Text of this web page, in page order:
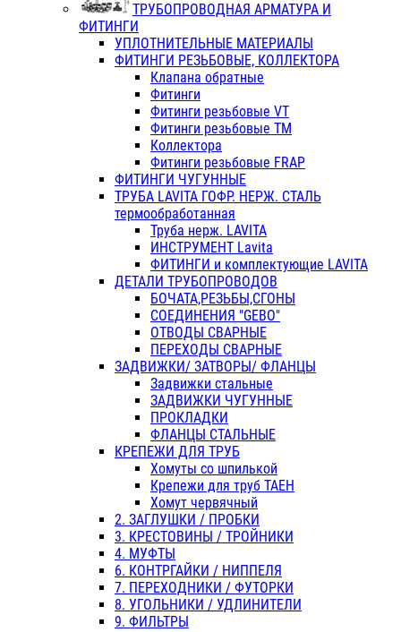
ТРУБОПРОВОДНАЯ АРМАТУРА И
ФИТИНГИ
УПЛОТНИТЕЛЬНЫЕ МАТЕРИАЛЫ
ФИТИНГИ РЕЗЬБОВЫЕ, КОЛЛЕКТОРА
Клапана обратные
Фитинги
Фитинги резьбовые VT
Фитинги резьбовые ТМ
Коллектора
Фитинги резьбовые FRAP
ФИТИНГИ ЧУГУННЫЕ
ТРУБА LAVITA ГОФР. НЕРЖ. СТАЛЬ
термообработанная
Труба нерж. LAVITA
ИНСТРУМЕНТ Lavita
ФИТИНГИ и комплектующие LAVITA
ДЕТАЛИ ТРУБОПРОВОДОВ
БОЧАТА,РЕЗЬБЫ,СГОНЫ
СОЕДИНЕНИЯ "GEBO"
ОТВОДЫ СВАРНЫЕ
ПЕРЕХОДЫ СВАРНЫЕ
ЗАДВИЖКИ/ ЗАТВОРЫ/ ФЛАНЦЫ
Задвижки стальные
ЗАДВИЖКИ ЧУГУННЫЕ
ПРОКЛАДКИ
ФЛАНЦЫ СТАЛЬНЫЕ
КРЕПЕЖИ ДЛЯ ТРУБ
Хомуты со шпилькой
Крепежи для труб ТАЕН
Хомут червячный
2. ЗАГЛУШКИ / ПРОБКИ
3. КРЕСТОВИНЫ / ТРОЙНИКИ
4. МУФТЫ
6. КОНТРГАЙКИ / НИППЕЛЯ
7. ПЕРЕХОДНИКИ / ФУТОРКИ
8. УГОЛЬНИКИ / УДЛИНИТЕЛИ
9. ФИЛЬТРЫ